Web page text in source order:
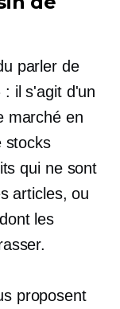
parler de
il s'agit d'un
marché en
stocks
qui ne sont
articles, ou
les
proposent